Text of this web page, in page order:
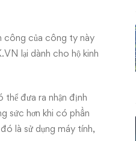
công của công ty này
lại dành cho hộ kinh
đưa ra nhận định
sức hơn khi có phần
là sử dụng máy tính,